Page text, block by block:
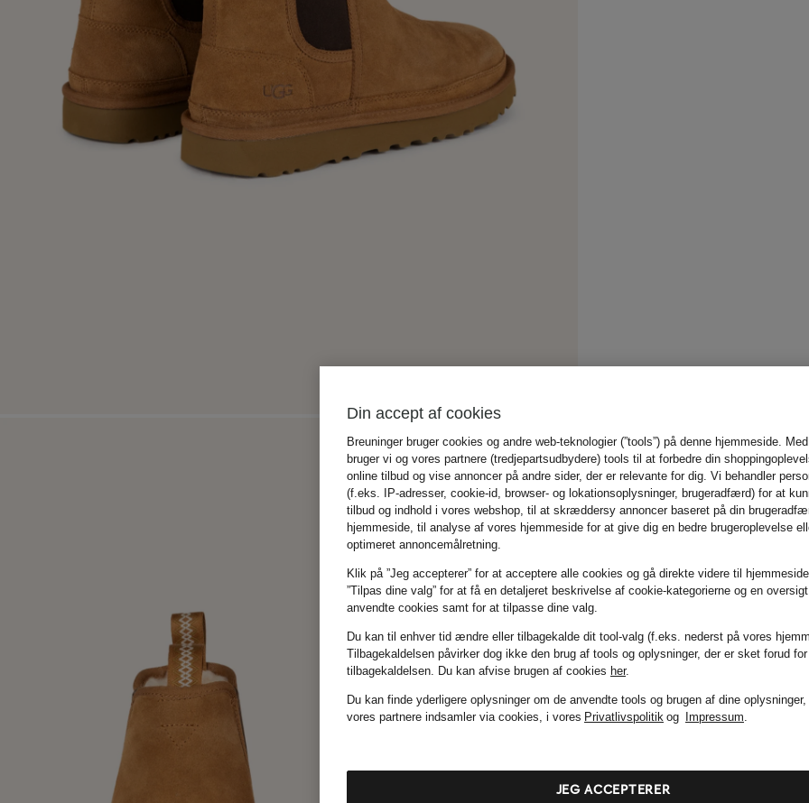
Din accept af cookies
Breuninger bruger cookies og andre web-teknologier (”tools”) på denne hjemmeside.
bruger vi og vores partnere (tredjepartsudbydere) tools til at forbedre din
online tilbud og vise annoncer på andre sider, der er relevante for dig. Vi behandler
(f.eks. IP-adresser, cookie-id, browser- og lokationsoplysninger, brugeradfærd) for at
tilbud og indhold i vores webshop, til at skræddersy annoncer baseret på din
hjemmeside, til analyse af vores hjemmeside for at give dig en bedre brugeroplevelse
optimeret annoncemålretning.
Klik på ”Jeg accepterer” for at acceptere alle cookies og gå direkte videre til
”Tilpas dine valg” for at få en detaljeret beskrivelse af cookie-kategorierne og en
anvendte cookies samt for at tilpasse dine valg.
Du kan til enhver tid ændre eller tilbagekalde dit tool-valg (f.eks. nederst på vores
Tilbagekaldelsen påvirker dog ikke den brug af tools og oplysninger, der er sket forud for
tilbagekaldelsen. Du kan afvise brugen af cookies her.
Du kan finde yderligere oplysninger om de anvendte tools og brugen af dine
vores partnere indsamler via cookies, i vores Privatlivspolitik og Impressum.
JEG ACCEPTERER